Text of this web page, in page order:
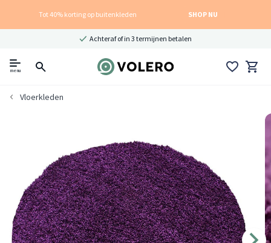
Tot 40% korting op buitenkleden SHOP NU
Achteraf of in 3 termijnen betalen
menu
Vloerkleden